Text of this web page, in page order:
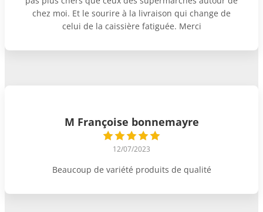
chez moi. Et le sourire à la livraison qui change de
celui de la caissière fatiguée. Merci
M Françoise bonnemayre
12/07/2023
Beaucoup de variété produits de qualité